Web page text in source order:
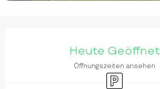
Heute Geöffnet
Öffnungszeiten ansehen
Parkplatz